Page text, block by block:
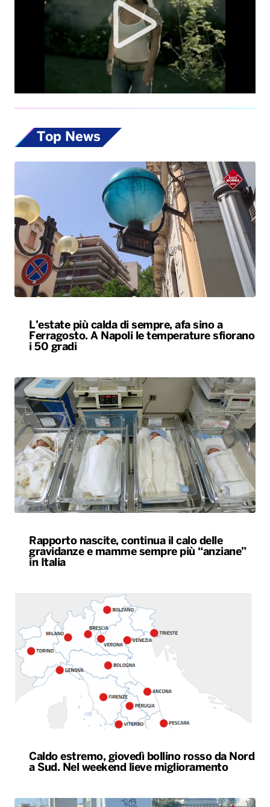
Top News
L’estate più calda di sempre, afa sino a
Ferragosto. A Napoli le temperature sfiorano
i 50 gradi
Rapporto nascite, continua il calo delle
gravidanze e mamme sempre più “anziane”
in Italia
Caldo estremo, giovedì bollino rosso da Nord
a Sud. Nel weekend lieve miglioramento